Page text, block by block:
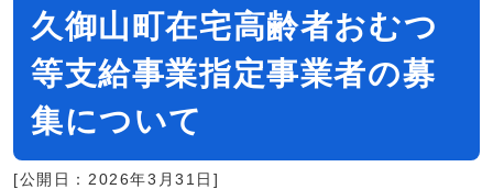
久御山町在宅高齢者おむつ
等支給事業指定事業者の募
集について
[公開日：2026年3月31日]